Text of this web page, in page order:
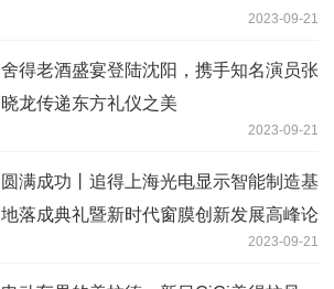
2023-09-21
舍得老酒盛宴登陆沈阳，携手知名演员张
晓龙传递东方礼仪之美
2023-09-21
圆满成功丨追得上海光电显示智能制造基
地落成典礼暨新时代窗膜创新发展高峰论
2023-09-21